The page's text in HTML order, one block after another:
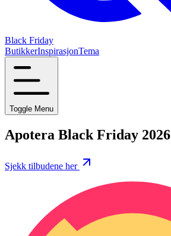
Black Friday
ButikkerInspirasjonTema
Toggle Menu
Apotera Black Friday 2026
Sjekk tilbudene her